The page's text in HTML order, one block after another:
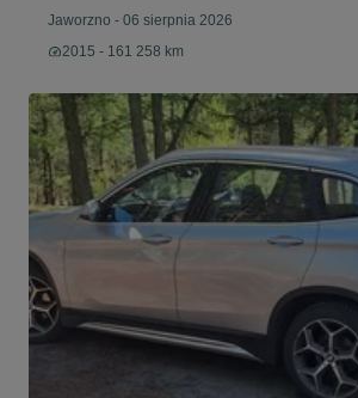
Jaworzno - 06 sierpnia 2026
2015 - 161 258 km